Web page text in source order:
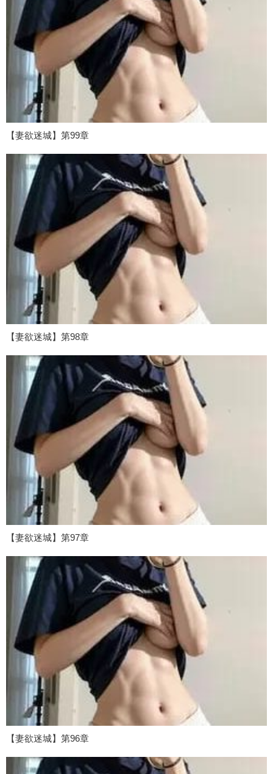
【妻欲迷城】第99章
【妻欲迷城】第98章
【妻欲迷城】第97章
【妻欲迷城】第96章